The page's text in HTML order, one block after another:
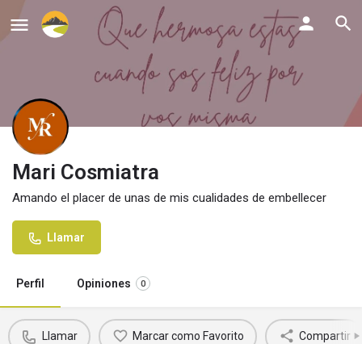
Mari Cosmiatra
Amando el placer de unas de mis cualidades de embellecer
Llamar
Perfil Opiniones 0
Llamar Marcar como Favorito Compartir